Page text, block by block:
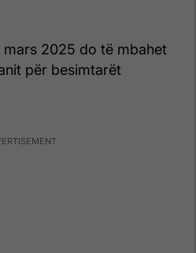
mars 2025 do të mbahet
për besimtarët